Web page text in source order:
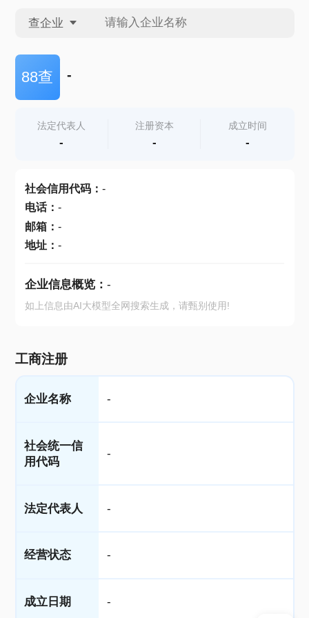
查企业
查企业
查产地
88查 -
法定代表人
-
注册资本
-
成立时间
-
社会信用代码： -
电话： -
邮箱： -
地址： -
企业信息概览： -
如上信息由AI大模型全网搜索生成，请甄别使用!
工商注册
企业名称 -
社会统一信
用代码
-
法定代表人 -
经营状态 -
成立日期 -